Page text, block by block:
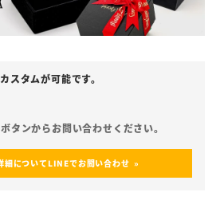
細についてLINEでお問い合わせ